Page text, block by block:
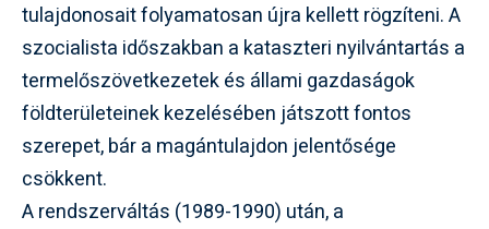
tulajdonosait folyamatosan újra kellett rögzíteni. A
szocialista időszakban a kataszteri nyilvántartás a
termelőszövetkezetek és állami gazdaságok
földterületeinek kezelésében játszott fontos
szerepet, bár a magántulajdon jelentősége
csökkent.
A rendszerváltás (1989-1990) után, a